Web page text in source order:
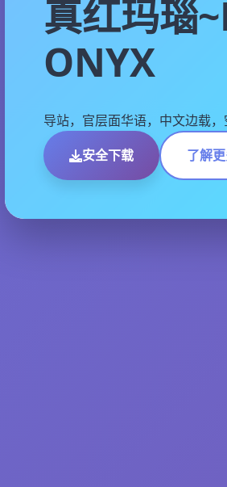
真红玛瑙
ONYX
导站，官层面华语，中文边载
安全下载
了解